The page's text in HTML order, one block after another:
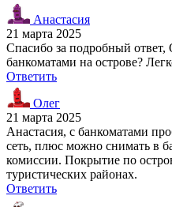
Анастасия
21 марта 2025
Спасибо за подробный ответ,
банкоматами на острове?
Ответить
Олег
21 марта 2025
Анастасия, с банкоматами
сеть, плюс можно снимать в
комиссии. Покрытие по
туристических районах.
Ответить